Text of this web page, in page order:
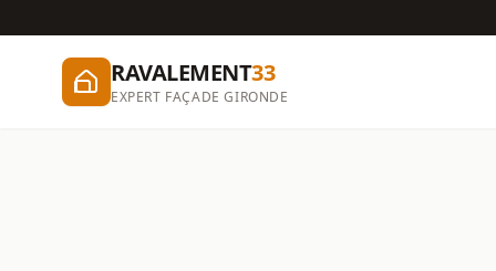
RAVALEMENT33
EXPERT FAÇADE GIRONDE